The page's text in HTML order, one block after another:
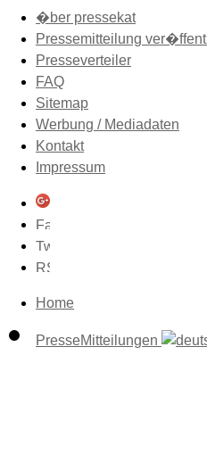
�ber pressekat
Pressemitteilung
Presseverteiler
FAQ
Sitemap
Werbung / Mediadaten
Kontakt
Impressum
Home
PresseMitteilungen